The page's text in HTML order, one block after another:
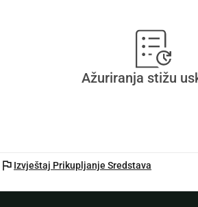
Ažuriranja stižu
flag Izvještaj Prikupljanje Sredstava